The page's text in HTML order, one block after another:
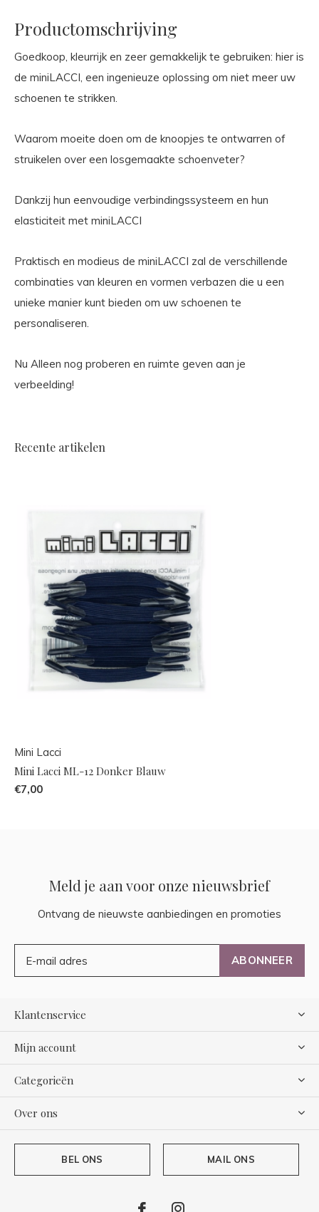
Productomschrijving
Goedkoop, kleurrijk en zeer gemakkelijk te gebruiken: hier is
de miniLACCI, een ingenieuze oplossing om niet meer uw
schoenen te strikken.
Waarom moeite doen om de knoopjes te ontwarren of
struikelen over een losgemaakte schoenveter?
Dankzij hun eenvoudige verbindingssysteem en hun
elasticiteit met miniLACCI
Praktisch en modieus de miniLACCI zal de verschillende
combinaties van kleuren en vormen verbazen die u een
unieke manier kunt bieden om uw schoenen te
personaliseren.
Nu Alleen nog proberen en ruimte geven aan je
verbeelding!
Recente artikelen
Mini Lacci
Mini Lacci ML-12 Donker Blauw
€7,00
Meld je aan voor onze nieuwsbrief
Ontvang de nieuwste aanbiedingen en promoties
ABONNEER
Klantenservice
Mijn account
Categorieën
Over ons
BEL ONS MAIL ONS